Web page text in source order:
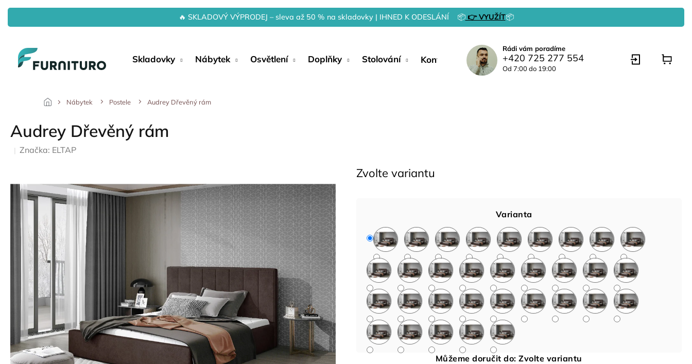
Přejít
obsah
🔥 SKLADOVÝ VÝPRODEJ – sleva až 50 % na skladovky | IHNED K ODESLÁNÍ 📦👉 VYUŽÍT📦
Skladovky Nábytek Osvětlení Doplňky Stolování Kontakty
Rádi vám poradíme
+420 725 277 554
Od 7:00 do 19:00
Nábytek Postele Audrey Dřevěný rám
Audrey Dřevěný rám
Značka: ELTAP
Zvolte variantu
Varianta
Můžeme doručit do: Zvolte variantu